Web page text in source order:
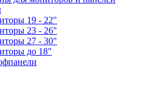
19 - 22"
23 - 26"
27 - 30"
до 18"